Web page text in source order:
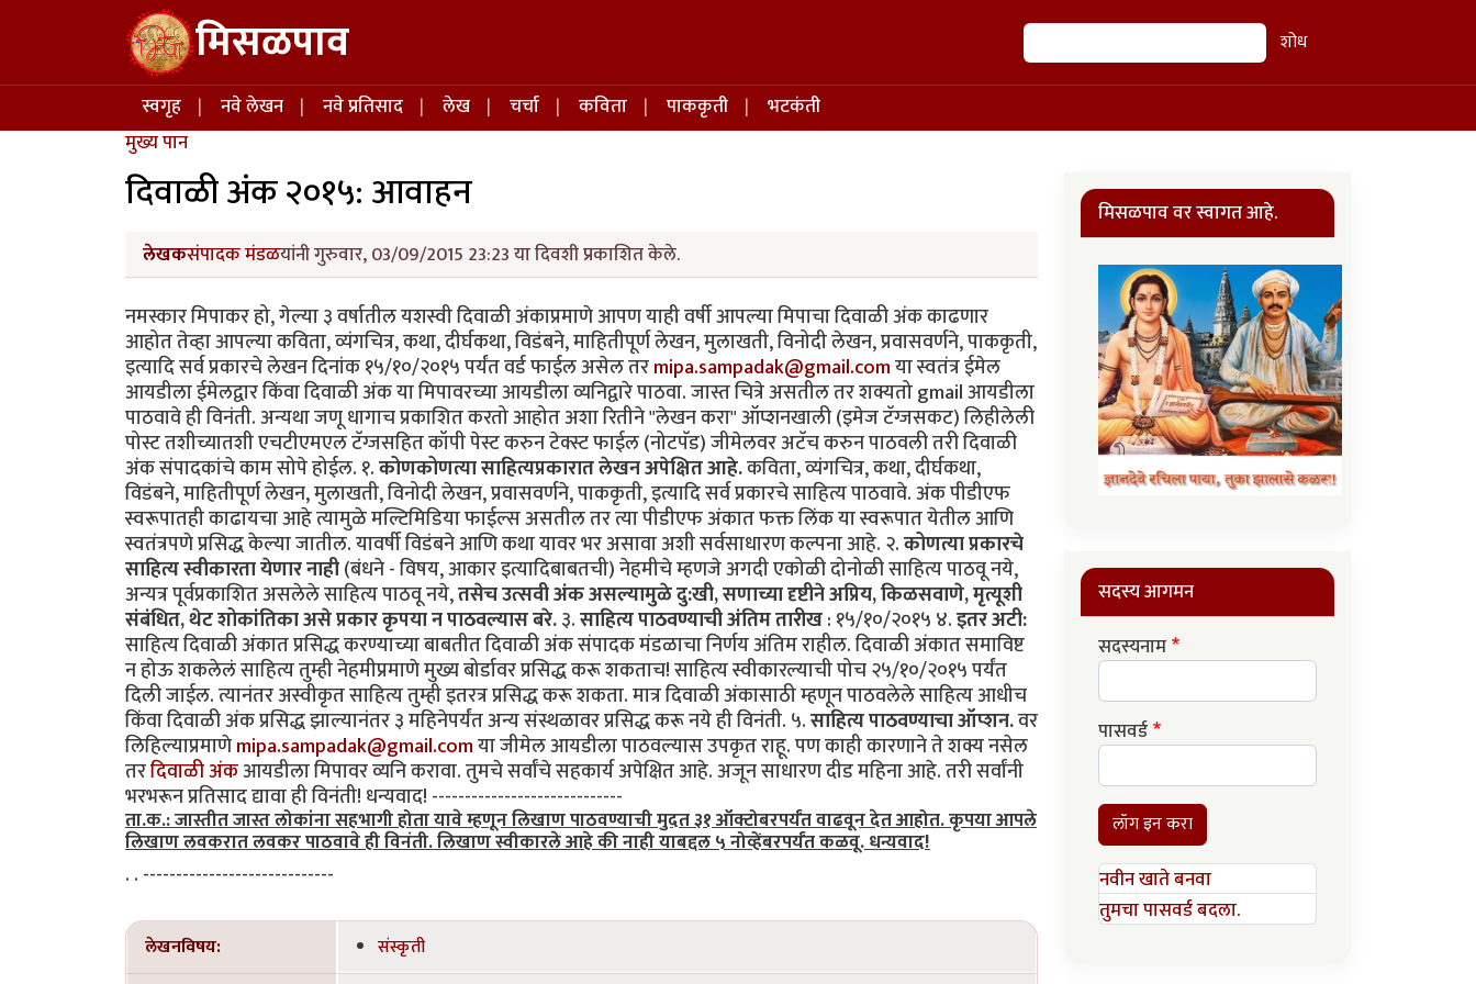
Skip to main content मिसळपाव शोध शोध
Main navigation
स्वगृह नवे लेखन नवे प्रतिसाद लेख चर्चा कविता पाककृती
भटकंती
मुख्य पान
दिवाळी अंक २०१५: आवाहन
लेखकसंपादक मंडळयांनी गुरुवार, 03/09/2015 23:23 या दिवशी प्रकाशित केले.
नमस्कार मिपाकर हो, गेल्या ३ वर्षातील यशस्वी दिवाळी अंकाप्रमाणे आपण याही वर्षी आपल्या मिपाचा दिवाळी अंक काढणार
आहोत तेव्हा आपल्या कविता, व्यंगचित्र, कथा, दीर्घकथा, विडंबने, माहितीपूर्ण लेखन, मुलाखती, विनोदी लेखन, प्रवासवर्णने, पाककृती,
इत्यादि सर्व प्रकारचे लेखन दिनांक १५/१०/२०१५ पर्यंत वर्ड फाईल असेल तरmipa.sampadak@gmail.comया स्वतंत्र ईमेल
आयडीला ईमेलद्वार किंवा दिवाळी अंक या मिपावरच्या आयडीला व्यनिद्वारे पाठवा. जास्त चित्रे असतील तर शक्यतो gmail आयडीला
पाठवावे ही विनंती. अन्यथा जणू धागाच प्रकाशित करतो आहोत अशा रितीने "लेखन करा" ऑप्शनखाली (इमेज टॅग्जसकट) लिहीलेली
पोस्ट तशीच्यातशी एचटीएमएल टॅग्जसहित कॉपी पेस्ट करुन टेक्स्ट फाईल (नोटपॅड) जीमेलवर अटॅच करुन पाठवली तरी दिवाळी
अंक संपादकांचे काम सोपे होईल. १.कोणकोणत्या साहित्यप्रकारात लेखन अपेक्षित आहे.कविता, व्यंगचित्र, कथा, दीर्घकथा,
विडंबने, माहितीपूर्ण लेखन, मुलाखती, विनोदी लेखन, प्रवासवर्णने, पाककृती, इत्यादि सर्व प्रकारचे साहित्य पाठवावे. अंक पीडीएफ
स्वरूपातही काढायचा आहे त्यामुळे मल्टिमिडिया फाईल्स असतील तर त्या पीडीएफ अंकात फक्त लिंक या स्वरूपात येतील आणि
स्वतंत्रपणे प्रसिद्ध केल्या जातील. यावर्षी विडंबने आणि कथा यावर भर असावा अशी सर्वसाधारण कल्पना आहे. २.कोणत्या प्रकारचे
साहित्य स्वीकारता येणार नाही(बंधने - विषय, आकार इत्यादिबाबतची) नेहमीचे म्हणजे अगदी एकोळी दोनोळी साहित्य पाठवू नये,
अन्यत्र पूर्वप्रकाशित असलेले साहित्य पाठवू नये,तसेच उत्सवी अंक असल्यामुळे दु:खी, सणाच्या दृष्टीने अप्रिय, किळसवाणे, मृत्यूशी
संबंधित, थेट शोकांतिका असे प्रकार कृपया न पाठवल्यास बरे.३.साहित्य पाठवण्याची अंतिम तारीख: १५/१०/२०१५ ४.इतर अटी:
साहित्य दिवाळी अंकात प्रसिद्ध करण्याच्या बाबतीत दिवाळी अंक संपादक मंडळाचा निर्णय अंतिम राहील. दिवाळी अंकात समाविष्ट
न होऊ शकलेलं साहित्य तुम्ही नेहमीप्रमाणे मुख्य बोर्डावर प्रसिद्ध करू शकताच! साहित्य स्वीकारल्याची पोच २५/१०/२०१५ पर्यंत
दिली जाईल. त्यानंतर अस्वीकृत साहित्य तुम्ही इतरत्र प्रसिद्ध करू शकता. मात्र दिवाळी अंकासाठी म्हणून पाठवलेले साहित्य आधीच
किंवा दिवाळी अंक प्रसिद्ध झाल्यानंतर ३ महिनेपर्यंत अन्य संस्थळावर प्रसिद्ध करू नये ही विनंती. ५.साहित्य पाठवण्याचा ऑप्शन.वर
लिहिल्याप्रमाणेmipa.sampadak@gmail.comया जीमेल आयडीला पाठवल्यास उपकृत राहू. पण काही कारणाने ते शक्य नसेल
तरदिवाळी अंकआयडीला मिपावर व्यनि करावा. तुमचे सर्वांचे सहकार्य अपेक्षित आहे. अजून साधारण दीड महिना आहे. तरी सर्वांनी
भरभरून प्रतिसाद द्यावा ही विनंती! धन्यवाद! -----------------------------
ता.क.: जास्तीत जास्त लोकांना सहभागी होता यावे म्हणून लिखाण पाठवण्याची मुदत ३१ ऑक्टोबरपर्यंत वाढवून देत आहोत. कृपया आपले
लिखाण लवकरात लवकर पाठवावे ही विनंती. लिखाण स्वीकारले आहे की नाही याबद्दल ५ नोव्हेंबरपर्यंत कळवू. धन्यवाद!
. . -----------------------------
लेखनविषय: संस्कृती
मिसळपाव वर स्वागत आहे.
सदस्य आगमन
सदस्यनाम
पासवर्ड
लॉग इन करा
नवीन खाते बनवा
तुमचा पासवर्ड बदला.